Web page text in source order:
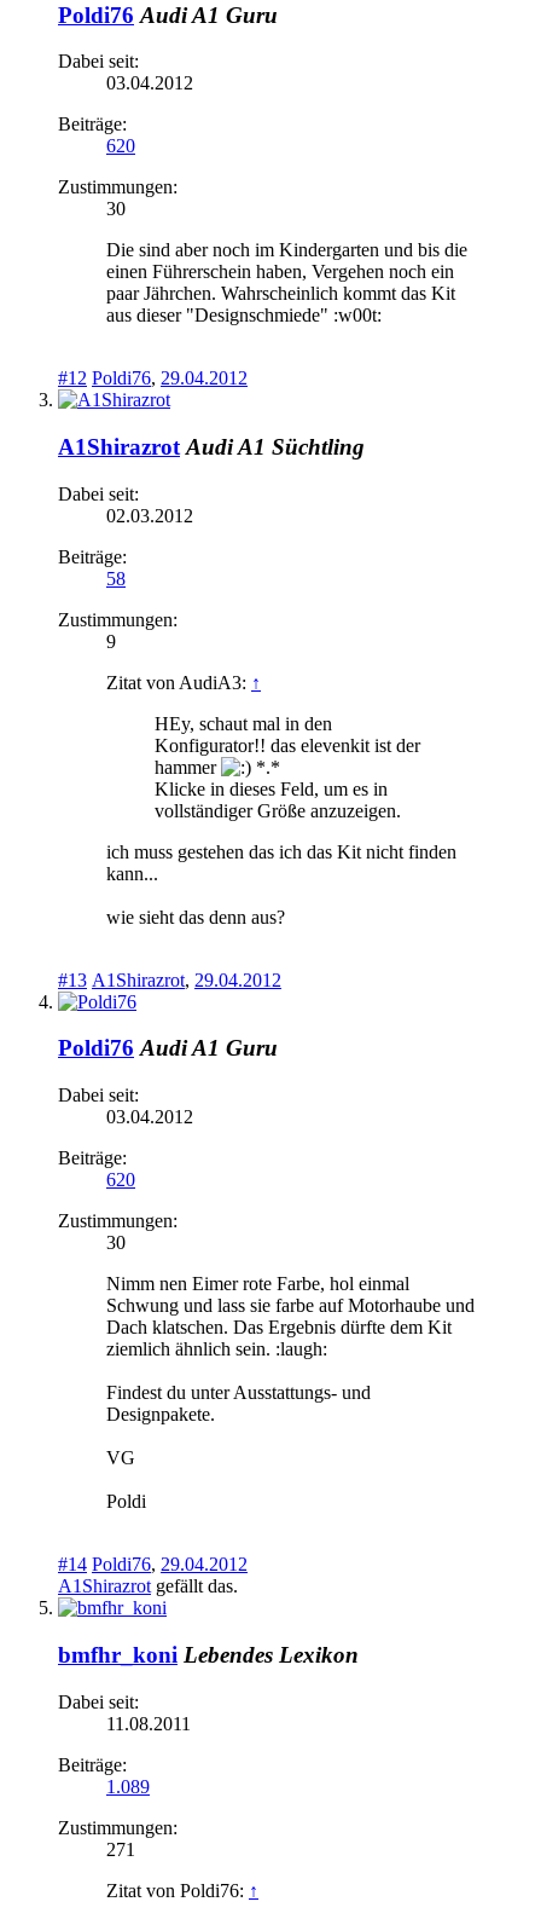
Poldi76 Audi A1 Guru
Dabei seit:
03.04.2012
Beiträge:
620
Zustimmungen:
30
Die sind aber noch im Kindergarten und bis die
einen Führerschein haben, Vergehen noch ein
paar Jährchen. Wahrscheinlich kommt das Kit
aus dieser "Designschmiede" :w00t:
#12 Poldi76, 29.04.2012
A1Shirazrot Audi A1 Süchtling
Dabei seit:
02.03.2012
Beiträge:
58
Zustimmungen:
9
Zitat von AudiA3: ↑
HEy, schaut mal in den
Konfigurator!! das elevenkit ist der
hammer
*.*
Klicke in dieses Feld, um es in
vollständiger Größe anzuzeigen.
ich muss gestehen das ich das Kit nicht finden
kann...
wie sieht das denn aus?
#13 A1Shirazrot, 29.04.2012
Poldi76 Audi A1 Guru
Dabei seit:
03.04.2012
Beiträge:
620
Zustimmungen:
30
Nimm nen Eimer rote Farbe, hol einmal
Schwung und lass sie farbe auf Motorhaube und
Dach klatschen. Das Ergebnis dürfte dem Kit
ziemlich ähnlich sein. :laugh:
Findest du unter Ausstattungs- und
Designpakete.
VG
Poldi
#14 Poldi76, 29.04.2012
A1Shirazrot gefällt das.
bmfhr_koni Lebendes Lexikon
Dabei seit:
11.08.2011
Beiträge:
1.089
Zustimmungen:
271
Zitat von Poldi76: ↑